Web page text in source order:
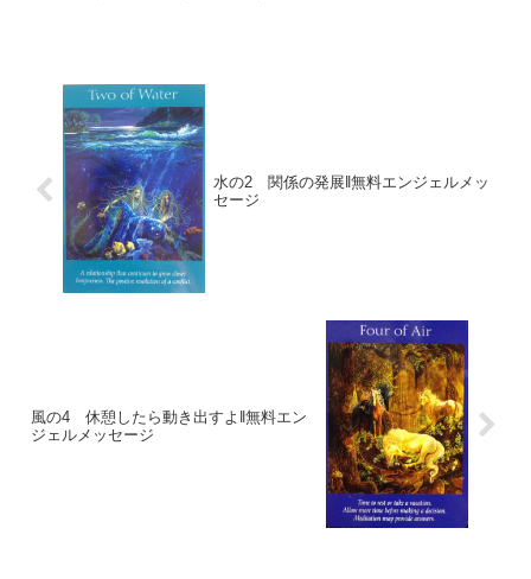
水の2 関係の発展‖無料エンジェルメッ
セージ
風の4 休憩したら動き出すよ‖無料エン
ジェルメッセージ